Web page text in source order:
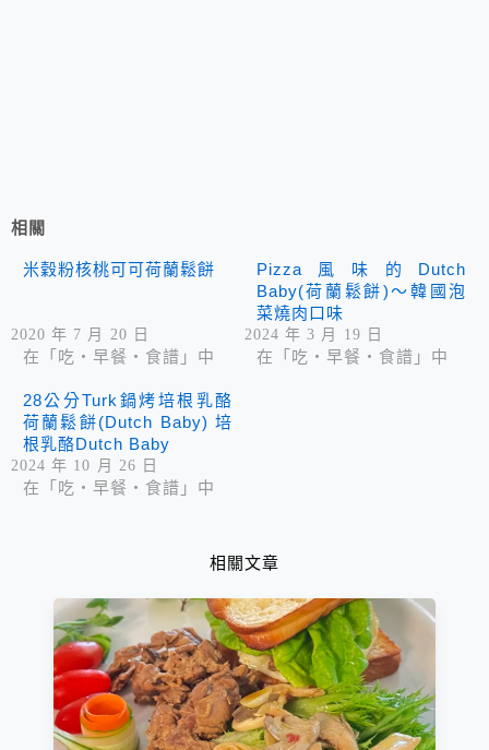
相關
米穀粉核桃可可荷蘭鬆餅
2020 年 7 月 20 日
在「吃‧早餐‧食譜」中
Pizza風味的Dutch
Baby(荷蘭鬆餅)～韓國泡
菜燒肉口味
2024 年 3 月 19 日
在「吃‧早餐‧食譜」中
28公分Turk鍋烤培根乳酪
荷蘭鬆餅(Dutch Baby) 培
根乳酪Dutch Baby
2024 年 10 月 26 日
在「吃‧早餐‧食譜」中
相關文章